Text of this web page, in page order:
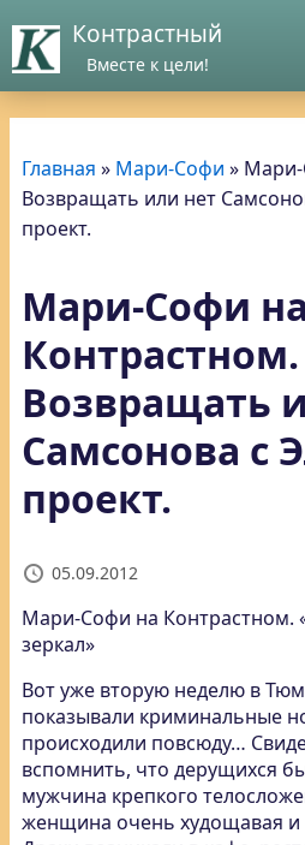
Контрастный
Вместе к цели!
Главная » Мари-Софи » Мари-
Возвращать или нет
проект.
Мари-Софи на
Контрастном.
Возвращать
Самсонова с
проект.
05.09.2012
Мари-Софи на Контрастном.
зеркал»
Вот уже вторую неделю в
показывали криминальные
происходили повсюду…
вспомнить, что дерущихся
мужчина крепкого
женщина очень худощавая и